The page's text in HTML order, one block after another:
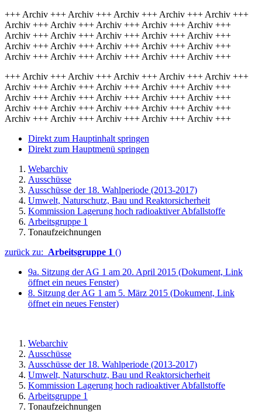
+++ Archiv +++ Archiv +++ Archiv +++ Archiv +++ Archiv +++
Archiv +++ Archiv +++ Archiv +++ Archiv +++ Archiv +++
Archiv +++ Archiv +++ Archiv +++ Archiv +++ Archiv +++
Archiv +++ Archiv +++ Archiv +++ Archiv +++ Archiv +++
Archiv +++ Archiv +++ Archiv +++ Archiv +++ Archiv +++
+++ Archiv +++ Archiv +++ Archiv +++ Archiv +++ Archiv +++
Archiv +++ Archiv +++ Archiv +++ Archiv +++ Archiv +++
Archiv +++ Archiv +++ Archiv +++ Archiv +++ Archiv +++
Archiv +++ Archiv +++ Archiv +++ Archiv +++ Archiv +++
Archiv +++ Archiv +++ Archiv +++ Archiv +++ Archiv +++
Direkt zum Hauptinhalt springen
Direkt zum Hauptmenü springen
Webarchiv
Ausschüsse
Ausschüsse der 18. Wahlperiode (2013-2017)
Umwelt, Naturschutz, Bau und Reaktorsicherheit
Kommission Lagerung hoch radioaktiver Abfallstoffe
Arbeitsgruppe 1
Tonaufzeichnungen
zurück zu: Arbeitsgruppe 1 ()
9a. Sitzung der AG 1 am 20. April 2015 (Dokument, Link
öffnet ein neues Fenster)
8. Sitzung der AG 1 am 5. März 2015 (Dokument, Link
öffnet ein neues Fenster)
Webarchiv
Ausschüsse
Ausschüsse der 18. Wahlperiode (2013-2017)
Umwelt, Naturschutz, Bau und Reaktorsicherheit
Kommission Lagerung hoch radioaktiver Abfallstoffe
Arbeitsgruppe 1
Tonaufzeichnungen